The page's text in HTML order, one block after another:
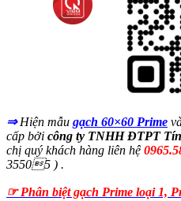
⇒Hiện mẫu gạch 60×60 Prime
cấp bởi công ty TNHH ĐTPT
chị quý khách hàng liên hệ
35505 ) .
☞ Phân biệt gạch Prime loại 1,